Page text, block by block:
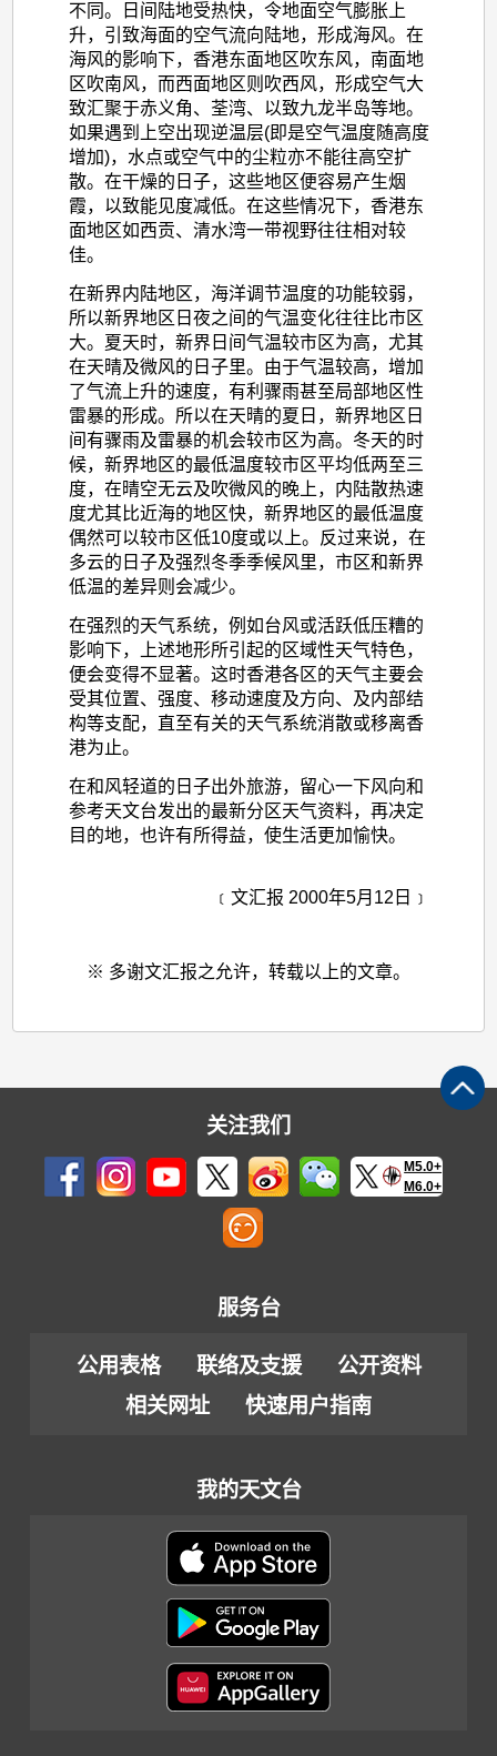
不同。日间陆地受热快，令地面空气膨胀上
升，引致海面的空气流向陆地，形成海风。在
海风的影响下，香港东面地区吹东风，南面地
区吹南风，而西面地区则吹西风，形成空气大
致汇聚于赤义角、荃湾、以致九龙半岛等地。
如果遇到上空出现逆温层(即是空气温度随高度
增加)，水点或空气中的尘粒亦不能往高空扩
散。在干燥的日子，这些地区便容易产生烟
霞，以致能见度减低。在这些情况下，香港东
面地区如西贡、清水湾一带视野往往相对较
佳。
在新界内陆地区，海洋调节温度的功能较弱，
所以新界地区日夜之间的气温变化往往比市区
大。夏天时，新界日间气温较市区为高，尤其
在天晴及微风的日子里。由于气温较高，增加
了气流上升的速度，有利骤雨甚至局部地区性
雷暴的形成。所以在天晴的夏日，新界地区日
间有骤雨及雷暴的机会较市区为高。冬天的时
候，新界地区的最低温度较市区平均低两至三
度，在晴空无云及吹微风的晚上，内陆散热速
度尤其比近海的地区快，新界地区的最低温度
偶然可以较市区低10度或以上。反过来说，在
多云的日子及强烈冬季季候风里，市区和新界
低温的差异则会减少。
在强烈的天气系统，例如台风或活跃低压糟的
影响下，上述地形所引起的区域性天气特色，
便会变得不显著。这时香港各区的天气主要会
受其位置、强度、移动速度及方向、及内部结
构等支配，直至有关的天气系统消散或移离香
港为止。
在和风轻道的日子出外旅游，留心一下风向和
参考天文台发出的最新分区天气资料，再决定
目的地，也许有所得益，使生活更加愉快。
﹝文汇报 2000年5月12日﹞
※ 多谢文汇报之允许，转载以上的文章。
关注我们
M5.0+
M6.0+
服务台
公用表格 联络及支援
公开资料
相关网址
快速用户指南
我的天文台